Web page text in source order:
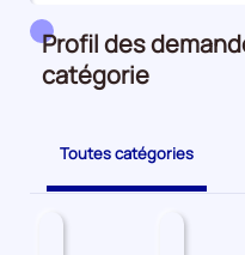
Tous
Profil des
catégorie
Toutes catégories